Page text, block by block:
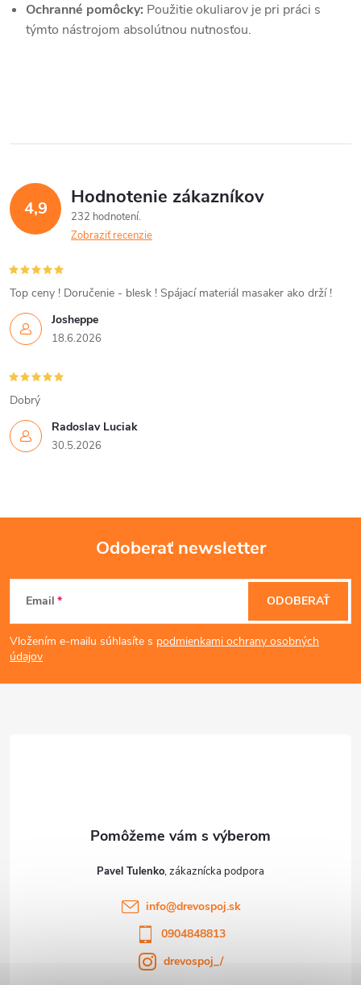
y
i
s
u
Ochranné pomôcky: Použitie okuliarov je pri práci s
týmto nástrojom absolútnou nutnosťou.
4,9 Hodnotenie zákazníkov
232 hodnotení
Zobraziť recenzie
Josheppe
18.6.2026
Top ceny ! Doručenie - blesk ! Spájací materiál masaker ako drží !
Radoslav Luciak
30.5.2026
Dobrý
Z
á
p
Odoberať newsletter
Email
Vložením e-mailu súhlasíte s podmienkami ochrany osobných
údajov
ODOBERAŤ
Pavel Tulenko
info@drevospoj.sk
0904848813
drevospoj_/